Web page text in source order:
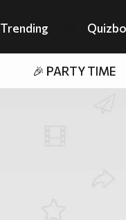
Trending
🎉 PARTY TIME